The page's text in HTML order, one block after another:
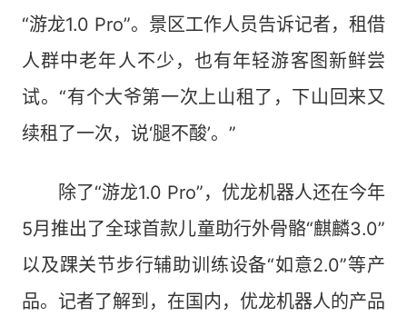
“游龙1.0 Pro”。景区工作人员告诉记者，租借
人群中老年人不少，也有年轻游客图新鲜尝
试。“有个大爷第一次上山租了，下山回来又
续租了一次，说‘腿不酸’。”
除了“游龙1.0 Pro”，优龙机器人还在今年
5月推出了全球首款儿童助行外骨骼“麒麟3.0”
以及踝关节步行辅助训练设备“如意2.0”等产
品。记者了解到，在国内，优龙机器人的产品